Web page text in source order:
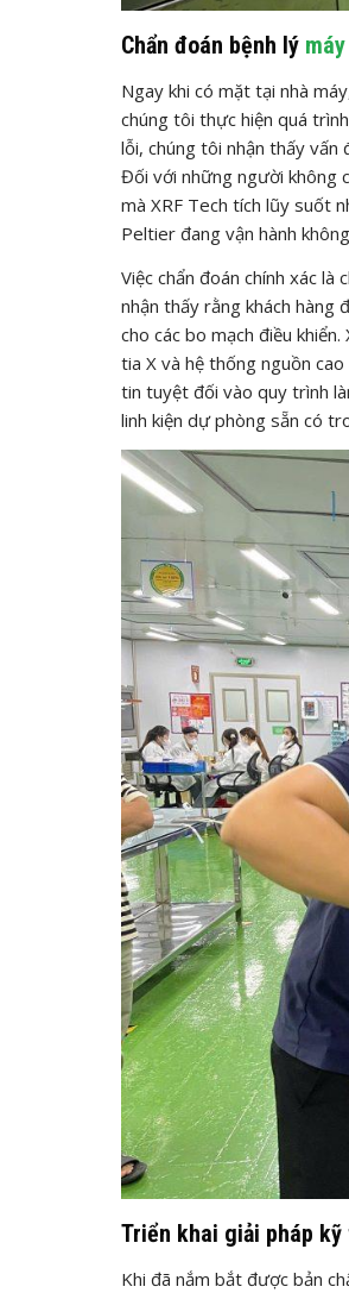
Chẩn đoán bệnh lý máy
Ngay khi có mặt tại nhà
chúng tôi thực hiện quá
lỗi, chúng tôi nhận thấy
Đối với những người không
mà XRF Tech tích lũy suốt
Peltier đang vận hành
Việc chẩn đoán chính xác
nhận thấy rằng khách hàng
cho các bo mạch điều
tia X và hệ thống nguồn
tin tuyệt đối vào quy trình
linh kiện dự phòng sẵn có
Triển khai giải pháp
Khi đã nắm bắt được bản